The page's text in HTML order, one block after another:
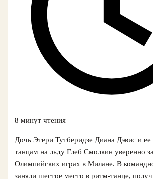
8 минут чтения
Дочь Этери Тутберидзе Диана Дэвис и ее
танцам на льду Глеб Смолкин уверенно
Олимпийских играх в Милане. В
заняли шестое место в ритм-танце,